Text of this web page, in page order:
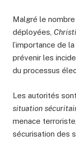
Malgré le
déployées,
l’importance de la
prévenir les
du processus
Les autorités
situation
menace
sécurisation des